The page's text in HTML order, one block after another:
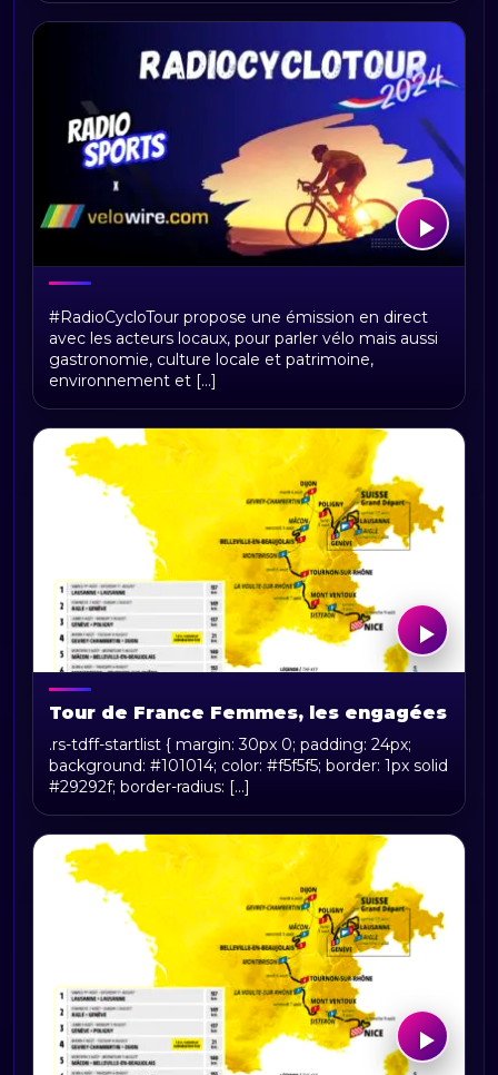
RadioCycloTour, le direct
#RadioCycloTour propose une émission en direct
avec les acteurs locaux, pour parler vélo mais aussi
gastronomie, culture locale et patrimoine,
environnement et [...]
Tour de France Femmes, les engagées
.rs-tdff-startlist { margin: 30px 0; padding: 24px;
background: #101014; color: #f5f5f5; border: 1px solid
#29292f; border-radius: [...]